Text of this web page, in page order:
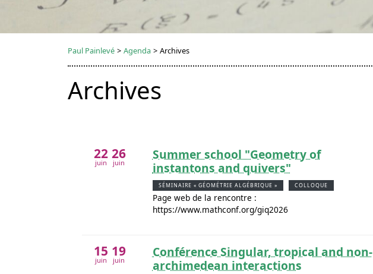
Paul Painlevé > Agenda > Archives
Archives
22
juin
26
juin
Summer school "Geometry of
instantons and quivers"
SÉMINAIRE « GÉOMÉTRIE ALGÉBRIQUE » COLLOQUE
Page web de la rencontre :
https://www.mathconf.org/giq2026
15
juin
19
juin
Conférence Singular, tropical and non-
archimedean interactions